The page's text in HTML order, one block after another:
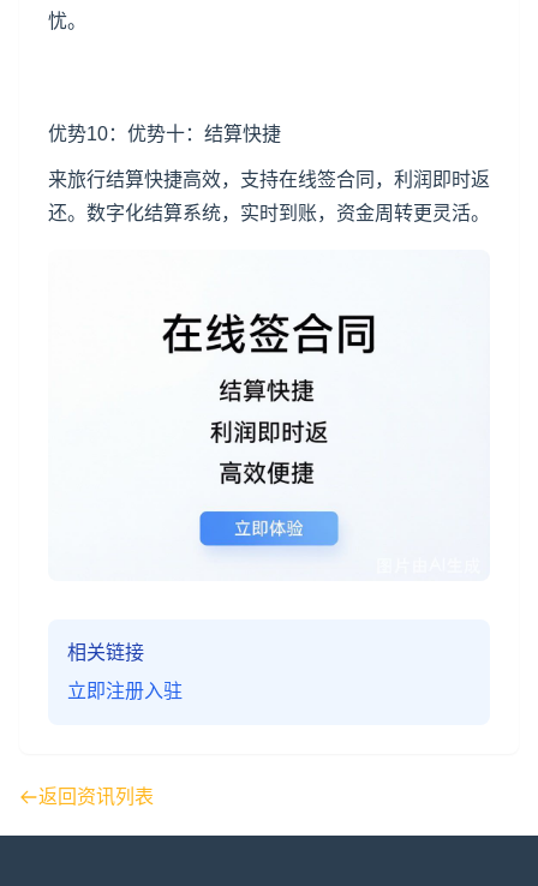
忧。
优势10：优势十：结算快捷
来旅行结算快捷高效，支持在线签合同，利润即时返
还。数字化结算系统，实时到账，资金周转更灵活。
相关链接
立即注册入驻
返回资讯列表